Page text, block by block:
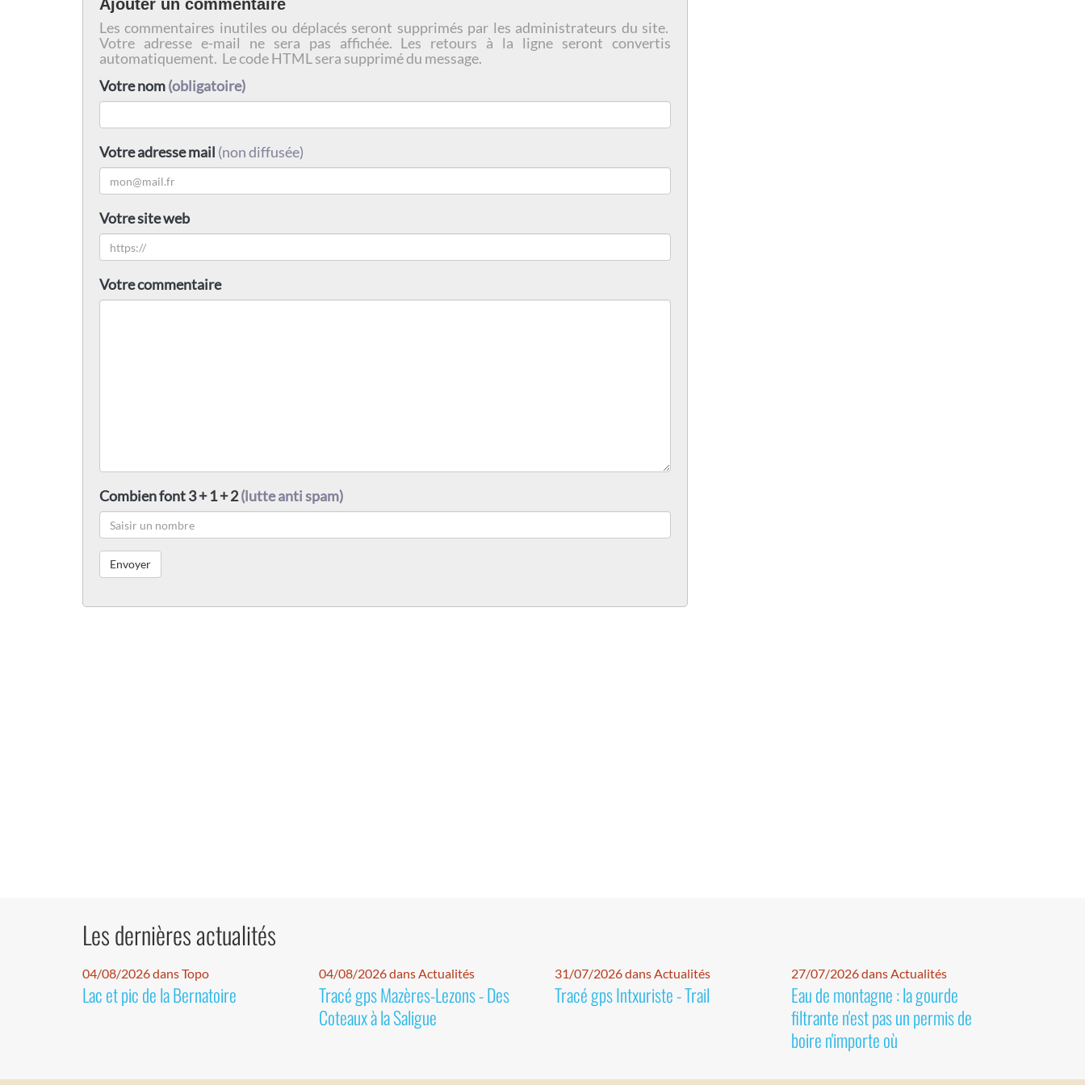
Ajouter un commentaire
Les commentaires inutiles ou déplacés seront supprimés par les administrateurs du site.
Votre adresse e-mail ne sera pas affichée. Les retours à la ligne seront convertis
automatiquement. Le code HTML sera supprimé du message.
Votre nom(obligatoire)
Votre adresse mail (non diffusée)
Votre site web
Votre commentaire
Combien font 3 + 1 + 2(lutte anti spam)
Les dernières actualités
04/08/2026 dans Topo
Lac et pic de la Bernatoire
04/08/2026 dans Actualités
Tracé gps Mazères-Lezons - Des
Coteaux à la Saligue
31/07/2026 dans Actualités
Tracé gps Intxuriste - Trail
27/07/2026 dans Actualités
Eau de montagne : la gourde
filtrante n'est pas un permis de
boire n'importe où